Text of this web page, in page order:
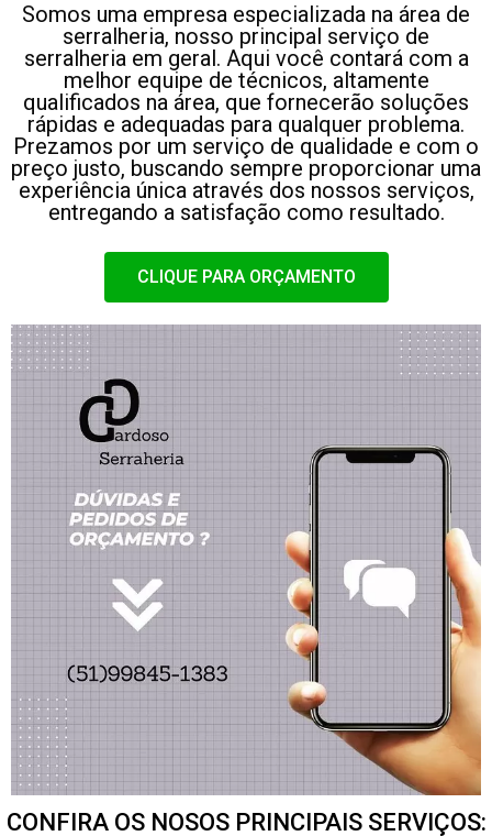
Somos uma empresa especializada na área de
serralheria, nosso principal serviço de
serralheria em geral. Aqui você contará com a
melhor equipe de técnicos, altamente
qualificados na área, que fornecerão soluções
rápidas e adequadas para qualquer problema.
Prezamos por um serviço de qualidade e com o
preço justo, buscando sempre proporcionar uma
experiência única através dos nossos serviços,
entregando a satisfação como resultado.
CLIQUE PARA ORÇAMENTO
CONFIRA OS NOSOS PRINCIPAIS SERVIÇOS: